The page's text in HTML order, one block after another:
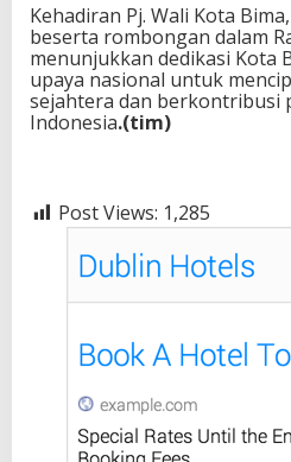
Kehadiran Pj. Wali Kota
beserta rombongan dalam
menunjukkan dedikasi Kota
upaya nasional untuk
sejahtera dan berkontribusi
Indonesia.(tim)
Post Views: 1,285